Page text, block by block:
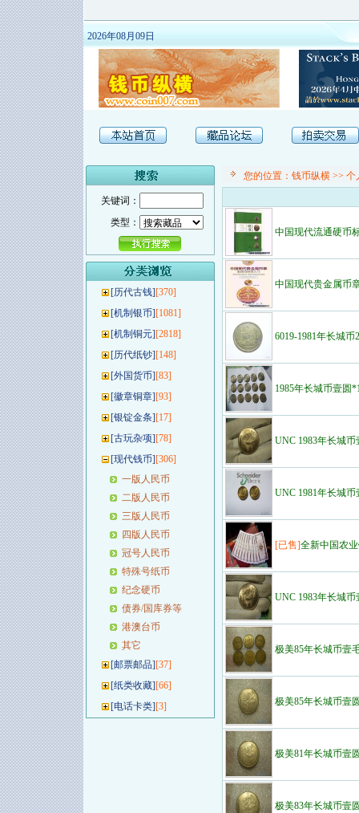
2026年08月09日
关键词：
类型：
[历代古钱][370]
[机制银币][1081]
[机制铜元][2818]
[历代纸钞][148]
[外国货币][83]
[徽章铜章][93]
[银锭金条][17]
[古玩杂项][78]
[现代钱币][306]
一版人民币
二版人民币
三版人民币
四版人民币
冠号人民币
特殊号纸币
纪念硬币
债券/国库券等
港澳台币
其它
[邮票邮品][37]
[纸类收藏][66]
[电话卡类][3]
您的位置： 钱币纵横 >> 个
中国现代流通硬币
中国现代贵金属币
6019-1981年长城
1985年长城币壹圆
UNC 1983年长城币
UNC 1981年长城币
[已售]全新中国农
UNC 1983年长城币
极美85年长城币壹
极美85年长城币壹
极美81年长城币壹
极美83年长城币壹